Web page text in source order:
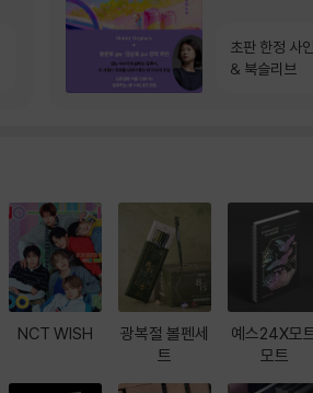
초판 한정 사
& 북슬리브
NCT WISH
광복절 볼펜세
트
예스24X모
모트